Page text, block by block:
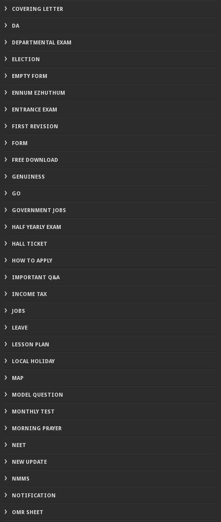
COVERING LETTER
DA
DEPARTMENTAL EXAM
ELECTION
EMPTY FORM
ENNUM EZHUTHUM
ENTRANCE EXAM
FIRST REVISION
FORM
FREE DOWNLOAD
GENUINESS
GO
GOVERNMENT JOBS
HALF YEARLY EXAM
HALL TICKET
HOW TO APPLY
IMPORTANT Q&A
INCOME TAX
JOBS
LEAVE
LESSON PLAN
LOCAL HOLIDAY
MAP
MODEL QUESTION
MONTHLY TEST
MORNING PRAYER
NEET
NEW UPDATE
NMMS
NOTIFICATION
OMR SHEET